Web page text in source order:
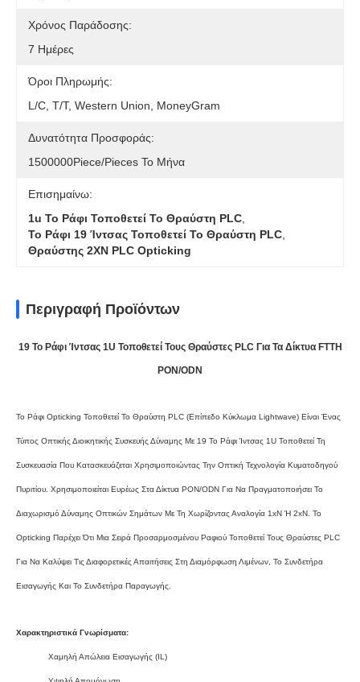
Χρόνος Παράδοσης:
7 Ημέρες
Όροι Πληρωμής:
L/C, T/T, Western Union, MoneyGram
Δυνατότητα Προσφοράς:
1500000Piece/Pieces Το Μήνα
Επισημαίνω:
1u Το Ράφι Τοποθετεί Το Θραύστη PLC
Το Ράφι 19 Ίντσας Τοποθετεί Το Θραύστη PLC
Θραύστης 2XN PLC Opticking
Περιγραφή Προϊόντων
19 Το Ράφι Ίντσας 1U Τοποθετεί Τους Θραύστες PLC Για Τα Δίκτυα FTTH
PON/ODN
Το Ράφι Opticking Τοποθετεί Το Θραύστη PLC (επίπεδο Κύκλωμα Lightwave) Είναι Ένας
Τύπος Οπτικής Διοικητικής Συσκευής Δύναμης Με 19 Το Ράφι Ίντσας 1U Τοποθετεί Τη
Συσκευασία Που Κατασκευάζεται Χρησιμοποιώντας Την Οπτική Τεχνολογία Κυματοδηγού
Πυριτίου. Χρησιμοποιείται Ευρέως Στα Δίκτυα PON/ODN Για Να Πραγματοποιήσει Το
Διαχωρισμό Δύναμης Οπτικών Σημάτων Με Τη Χωρίζοντας Αναλογία 1xN Ή 2xN. Το
Opticking Παρέχει Ότι Μια Σειρά Προσαρμοσμένου Ραφιού Τοποθετεί Τους Θραύστες PLC
Για Να Καλύψει Τις Διαφορετικές Απαιτήσεις Στη Διαμόρφωση Λιμένων, Το Συνδετήρα
Εισαγωγής Και Το Συνδετήρα Παραγωγής.
Χαρακτηριστικά Γνωρίσματα:
Χαμηλή Απώλεια Εισαγωγής (IL)